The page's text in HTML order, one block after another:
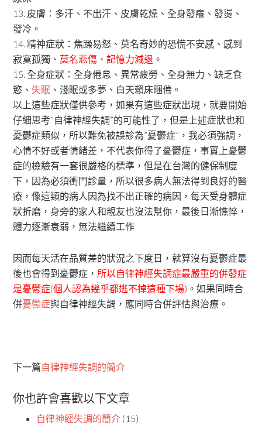
13. 皮膚：多汗、不出汗、皮膚乾燥、全身發癢、發燙、
發冷。
14. 精神症狀：焦躁易怒、莫名奇妙的恐慌不安感、感到
寂寞孤獨、 莫名悲傷、記憶力減退 。
15. 全身症狀：全身倦怠、異常疲勞、全身無力、缺乏食
慾、失眠 、淺眠或多夢、白天賴床睏倦。
以上這些症狀僅供參考，如果有這些症狀出現，就要開始
仔細思考”自律神經失調”的可能性了，但是上述症狀也和
憂鬱症類似，所以難免被誤診為”憂鬱症”，我必須強調，
心情不好或者情緒差，不代表你得了憂鬱症，事實上憂鬱
症的檢驗有一套很嚴格的標準，但是在台灣的健保制度
下，因為必須衝門診量，所以很多病人無法得到良好的醫
療，像這類的病人因為找不出正確的病因，每天受身體症
狀折磨，身旁的家人和親友也沒法幫你，最後日漸憔悴，
體力逐漸衰弱，無法繼續工作
因而每天活在品質差的狀況之下度日，就算沒有憂鬱症最
後也會得到憂鬱症， 所以自律神經失調症最嚴重的併發症
是憂鬱症(個人認為幾乎都逃不掉這種下場) 。如果同時合
併憂鬱症與自律神經失調，應同時合併評估與治療。
下一篇自律神經失調的簡介
你也許會喜歡以下文章
自律神經失調的簡介 (15)